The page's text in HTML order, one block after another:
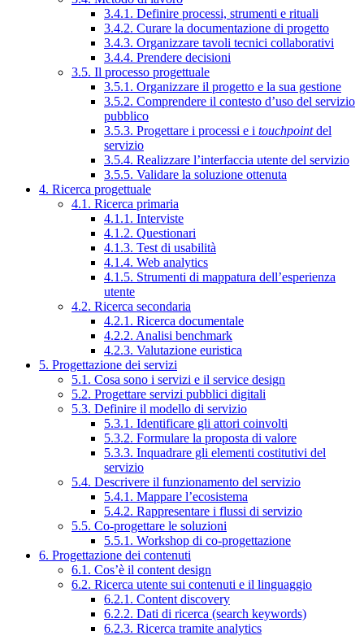
3.4.1. Definire processi, strumenti e rituali
3.4.2. Curare la documentazione di progetto
3.4.3. Organizzare tavoli tecnici collaborativi
3.4.4. Prendere decisioni
3.5. Il processo progettuale
3.5.1. Organizzare il progetto e la sua gestione
3.5.2. Comprendere il contesto d’uso del servizio
pubblico
3.5.3. Progettare i processi e i touchpointdel
servizio
3.5.4. Realizzare l’interfaccia utente del servizio
3.5.5. Validare la soluzione ottenuta
4. Ricerca progettuale
4.1. Ricerca primaria
4.1.1. Interviste
4.1.2. Questionari
4.1.3. Test di usabilità
4.1.4. Web analytics
4.1.5. Strumenti di mappatura dell’esperienza
utente
4.2. Ricerca secondaria
4.2.1. Ricerca documentale
4.2.2. Analisi benchmark
4.2.3. Valutazione euristica
5. Progettazione dei servizi
5.1. Cosa sono i servizi e il service design
5.2. Progettare servizi pubblici digitali
5.3. Definire il modello di servizio
5.3.1. Identificare gli attori coinvolti
5.3.2. Formulare la proposta di valore
5.3.3. Inquadrare gli elementi costitutivi del
servizio
5.4. Descrivere il funzionamento del servizio
5.4.1. Mappare l’ecosistema
5.4.2. Rappresentare i flussi di servizio
5.5. Co-progettare le soluzioni
5.5.1. Workshop di co-progettazione
6. Progettazione dei contenuti
6.1. Cos’è il content design
6.2. Ricerca utente sui contenuti e il linguaggio
6.2.1. Content discovery
6.2.2. Dati di ricerca (search keywords)
6.2.3. Ricerca tramite analytics